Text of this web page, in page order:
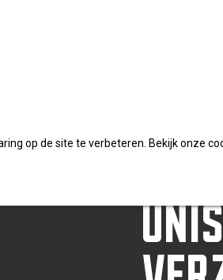
op de site te verbeteren. Bekijk onze